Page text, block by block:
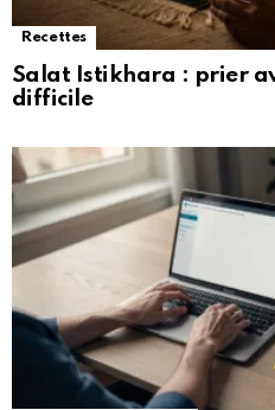
Recettes
Salat Istikhara : prier
difficile